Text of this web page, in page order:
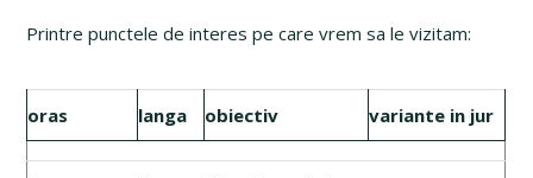
Printre punctele de interes pe care vrem sa le vizitam:
oras langa obiectiv variante in jur